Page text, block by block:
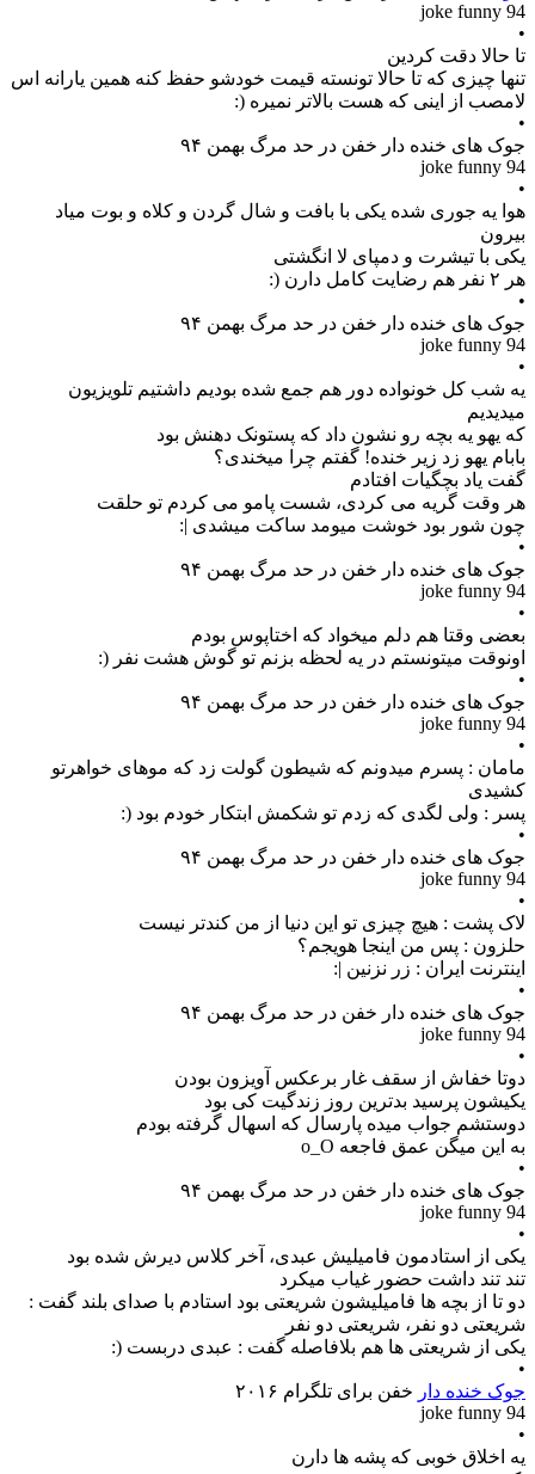
joke funny 94
•
تا حالا دقت کردین
تنها چیزی که تا حالا تونسته قیمت خودشو حفظ کنه همین یارانه اس
لامصب از اینی که هست بالاتر نمیره (:
•
جوک های خنده دار خفن در حد مرگ بهمن ۹۴
joke funny 94
•
هوا یه جوری شده یکی با بافت و شال گردن و کلاه و بوت میاد
بیرون
یکی با تیشرت و دمپای لا انگشتی
هر ۲ نفر هم رضایت کامل دارن (:
•
جوک های خنده دار خفن در حد مرگ بهمن ۹۴
joke funny 94
•
یه شب کل خونواده دور هم جمع شده بودیم داشتیم تلویزیون
میدیدیم
که یهو یه بچه رو نشون داد که پستونک دهنش بود
بابام یهو زد زیر خنده! گفتم چرا میخندى؟
گفت یاد بچگیات افتادم
هر وقت گریه مى کردى، شست پامو مى کردم تو حلقت
چون شور بود خوشت میومد ساکت میشدى |:
•
جوک های خنده دار خفن در حد مرگ بهمن ۹۴
joke funny 94
•
ﺑﻌﻀﯽ ﻭﻗﺘﺎ ﻫﻢ ﺩﻟﻢ ﻣﯿﺨﻮﺍﺩ ﮐﻪ ﺍﺧﺘﺎﭘﻮﺱ ﺑﻮﺩﻡ
ﺍﻭﻧﻮﻗﺖ ﻣﯿﺘﻮﻧﺴﺘﻢ ﺩﺭ ﯾﻪ ﻟﺤﻈﻪ ﺑﺰﻧﻢ ﺗﻮ ﮔﻮﺵ ﻫﺸﺖ ﻧﻔﺮ (:
•
جوک های خنده دار خفن در حد مرگ بهمن ۹۴
joke funny 94
•
مامان : پسرم میدونم که شیطون گولت زد که موهای خواهرتو
کشیدی
پسر : ولی لگدی که زدم تو شکمش ابتکار خودم بود (:
•
جوک های خنده دار خفن در حد مرگ بهمن ۹۴
joke funny 94
•
لاک پشت : هیچ چیزی تو این دنیا از من کندتر نیست
حلزون : پس من اینجا هویجم؟
اینترنت ایران : زر نزنین |:
•
جوک های خنده دار خفن در حد مرگ بهمن ۹۴
joke funny 94
•
دوتا خفاش از سقف غار برعکس آویزون بودن
یکیشون پرسید بدترین روز زندگیت کی بود
دوستشم جواب میده پارسال که اسهال گرفته بودم
به این میگن عمق فاجعه o_O
•
جوک های خنده دار خفن در حد مرگ بهمن ۹۴
joke funny 94
•
یکی از استادمون فامیلیش عبدی، آخر کلاس دیرش شده بود
تند تند داشت حضور غیاب میکرد
دو تا از بچه ها فامیلیشون شریعتی بود استادم با صدای بلند گفت :
شریعتی دو نفر، شریعتی دو نفر
یکی از شریعتی ها هم بلافاصله گفت : عبدی دربست (:
•
جوک خنده دار خفن برای تلگرام ۲۰۱۶
joke funny 94
•
ﯾﻪ ﺍﺧﻼﻕ ﺧﻮﺑﯽ ﮐﻪ ﭘﺸﻪ ﻫﺎ ﺩﺍﺭﻥ